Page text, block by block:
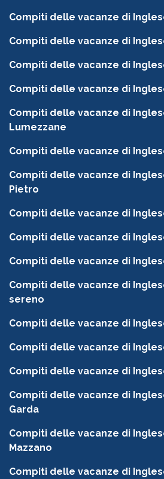
Compiti delle vacanze di
Compiti delle vacanze di
Compiti delle vacanze di
Compiti delle vacanze di
Compiti delle vacanze di
Lumezzane
Compiti delle vacanze di
Compiti delle vacanze di
Pietro
Compiti delle vacanze di
Compiti delle vacanze di
Compiti delle vacanze di
Compiti delle vacanze di
sereno
Compiti delle vacanze di
Compiti delle vacanze di
Compiti delle vacanze di
Compiti delle vacanze di
Garda
Compiti delle vacanze di
Mazzano
Compiti delle vacanze di